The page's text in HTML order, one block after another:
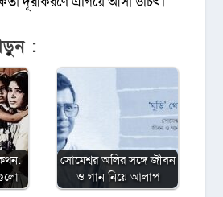
:
সোমেশ্বর অলির সঙ্গে জীবন
ও গান নিয়ে আলাপ